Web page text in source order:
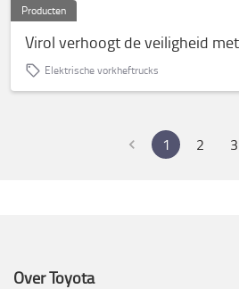
Producten
Virol verhoogt de veiligheid
Elektrische vorkheftrucks
1 2 3
Over Toyota